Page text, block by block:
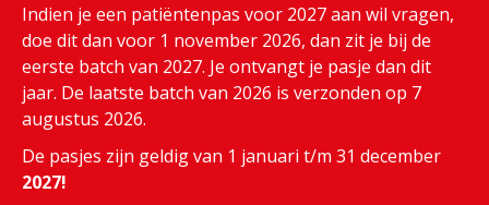
Indien je een patiëntenpas voor 2027 aan wil vragen,
doe dit dan voor 1 november 2026, dan zit je bij de
eerste batch van 2027. Je ontvangt je pasje dan dit
jaar. De laatste batch van 2026 is verzonden op 7
augustus 2026.
De pasjes zijn geldig van 1 januari t/m 31 december
2027!